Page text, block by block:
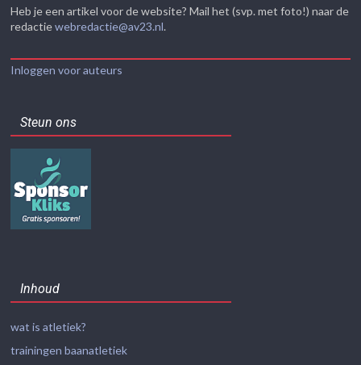
Heb je een artikel voor de website? Mail het (svp. met foto!) naar de
redactiewebredactie@av23.nl.
Inloggen voor auteurs
Steun ons
Inhoud
wat is atletiek?
trainingen baanatletiek